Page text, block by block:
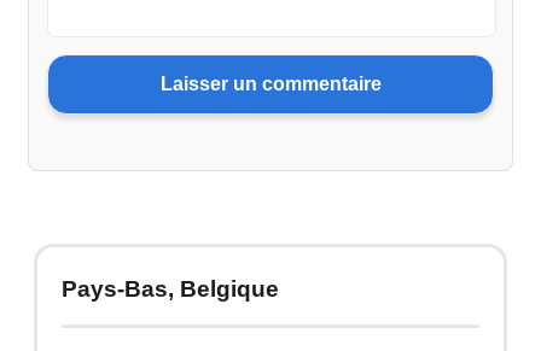
Pays-Bas, Belgique